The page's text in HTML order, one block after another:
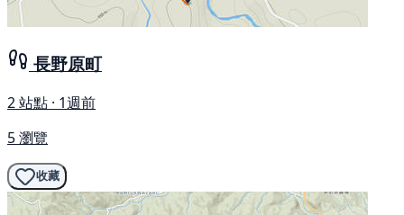
長野原町
2 站點 · 1週前
5 瀏覽
收藏